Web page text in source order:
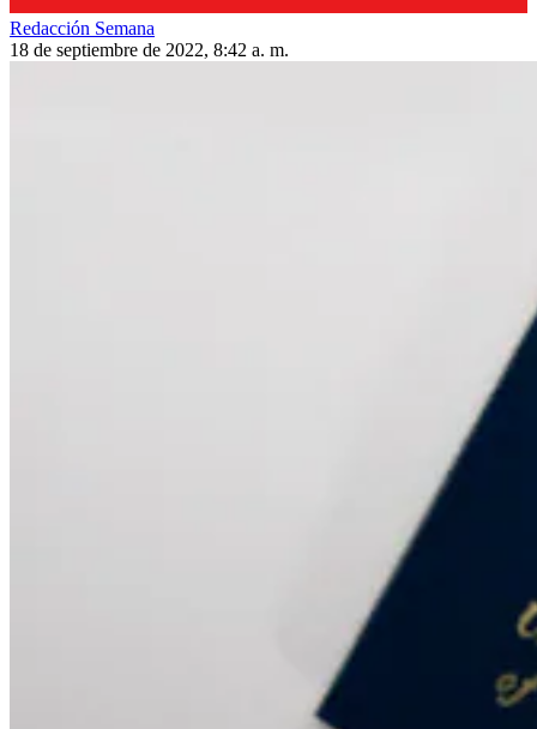
Redacción Semana
18 de septiembre de 2022, 8:42 a. m.